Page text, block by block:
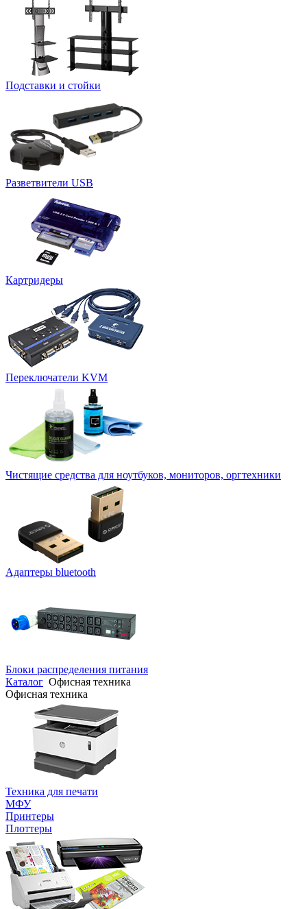
Подставки и стойки
Разветвители USB
Картридеры
Переключатели KVM
Чистящие средства для ноутбуков, мониторов, оргтехники
Адаптеры bluetooth
Блоки распределения питания
Каталог Офисная техника
Офисная техника
Техника для печати
МФУ
Принтеры
Плоттеры